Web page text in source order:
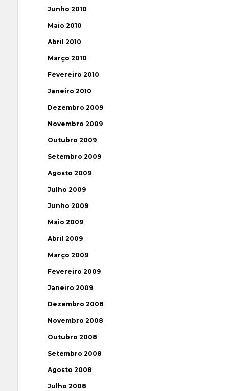
Junho 2010
Maio 2010
Abril 2010
Março 2010
Fevereiro 2010
Janeiro 2010
Dezembro 2009
Novembro 2009
Outubro 2009
Setembro 2009
Agosto 2009
Julho 2009
Junho 2009
Maio 2009
Abril 2009
Março 2009
Fevereiro 2009
Janeiro 2009
Dezembro 2008
Novembro 2008
Outubro 2008
Setembro 2008
Agosto 2008
Julho 2008